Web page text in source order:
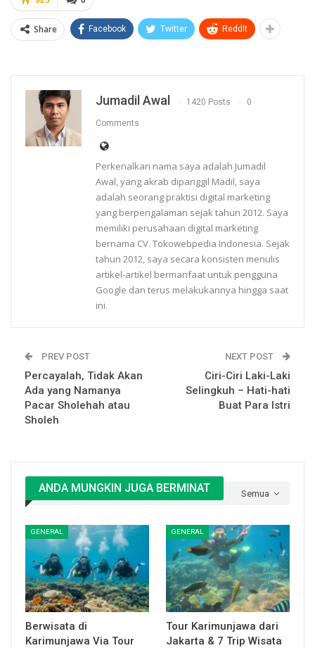
Share Facebook Twitter ReddIt
Jumadil Awal 1420 Posts 0
Comments
Perkenalkan nama saya adalah Jumadil
Awal, yang akrab dipanggil Madil, saya
adalah seorang praktisi digital marketing
yang berpengalaman sejak tahun 2012. Saya
memiliki perusahaan digital marketing
bernama CV. Tokowebpedia Indonesia. Sejak
tahun 2012, saya secara konsisten menulis
artikel-artikel bermanfaat untuk pengguna
Google dan terus melakukannya hingga saat
ini.
PREV POST
Percayalah, Tidak Akan
Ada yang Namanya
Pacar Sholehah atau
Sholeh
NEXT POST
Ciri-Ciri Laki-Laki
Selingkuh – Hati-hati
Buat Para Istri
Semua
ANDA MUNGKIN JUGA BERMINAT
GENERAL
Berwisata di
Karimunjawa Via Tour
GENERAL
Tour Karimunjawa dari
Jakarta & 7 Trip Wisata